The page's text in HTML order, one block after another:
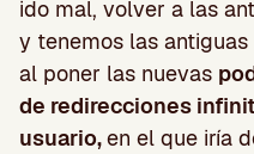
ido mal, volver a las
y tenemos las
al poner las nuevas
de redirecciones
usuario,en el que iría